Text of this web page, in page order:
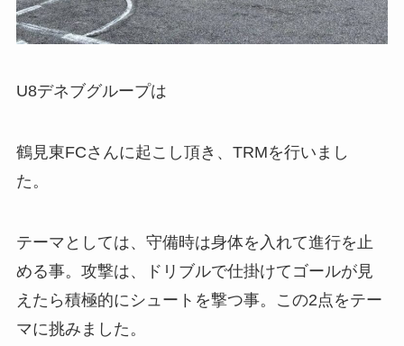
U8デネブグループは
鶴見東FCさんに起こし頂き、TRMを行いまし
た。
テーマとしては、守備時は身体を入れて進行を止
める事。攻撃は、ドリブルで仕掛けてゴールが見
えたら積極的にシュートを撃つ事。この2点をテー
マに挑みました。